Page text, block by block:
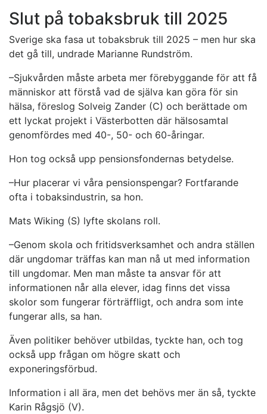
Slut på tobaksbruk till 2025
Sverige ska fasa ut tobaksbruk till 2025 – men hur ska
det gå till, undrade Marianne Rundström.
–Sjukvården måste arbeta mer förebyggande för att få
människor att förstå vad de själva kan göra för sin
hälsa, föreslog Solveig Zander (C) och berättade om
ett lyckat projekt i Västerbotten där hälsosamtal
genomfördes med 40-, 50- och 60-åringar.
Hon tog också upp pensionsfondernas betydelse.
–Hur placerar vi våra pensionspengar? Fortfarande
ofta i tobaksindustrin, sa hon.
Mats Wiking (S) lyfte skolans roll.
–Genom skola och fritidsverksamhet och andra ställen
där ungdomar träffas kan man nå ut med information
till ungdomar. Men man måste ta ansvar för att
informationen når alla elever, idag finns det vissa
skolor som fungerar förträffligt, och andra som inte
fungerar alls, sa han.
Även politiker behöver utbildas, tyckte han, och tog
också upp frågan om högre skatt och
exponeringsförbud.
Information i all ära, men det behövs mer än så, tyckte
Karin Rågsjö (V).